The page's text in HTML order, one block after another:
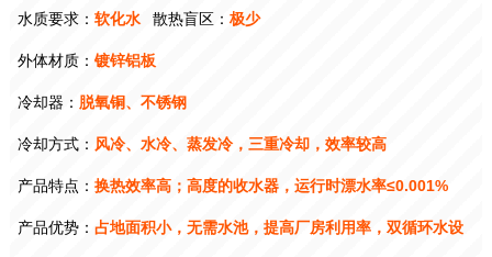
水质要求： 软化水 散热盲区： 极少
外体材质： 镀锌铝板
冷却器： 脱氧铜、不锈钢
冷却方式： 风冷、水冷、蒸发冷，三重冷却，效率较高
产品特点： 换热效率高；高度的收水器，运行时漂水率≤0.001%
产品优势： 占地面积小，无需水池，提高厂房利用率，双循环水设